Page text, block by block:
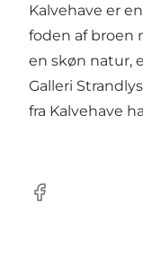
Kalvehave er
foden af broen
en skøn natur,
Galleri
fra Kalvehave
Facebook